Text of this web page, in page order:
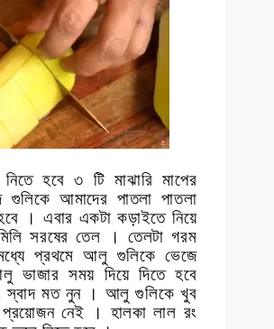
হবে ৩ টি মাঝারি মাপের
আমাদের পাতলা পাতলা
। এবার একটা কড়াইতে নিয়ে
সরষের তেল । তেলটা গরম
প্রথমে আলু গুলিকে ভেজে
ভাজার সময় দিয়ে দিতে হবে
স্বাদ মত নুন । আলু গুলিকে খুব
নেই । হালকা লাল রং